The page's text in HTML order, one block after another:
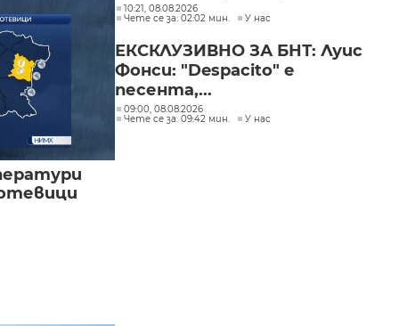
10:21, 08.08.2026
Чете се за: 02:02 мин.
У нас
ЕКСКЛУЗИВНО ЗА БНТ: Луис
Фонси: "Despacito" е
песента,...
09:00, 08.08.2026
Чете се за: 09:42 мин.
У нас